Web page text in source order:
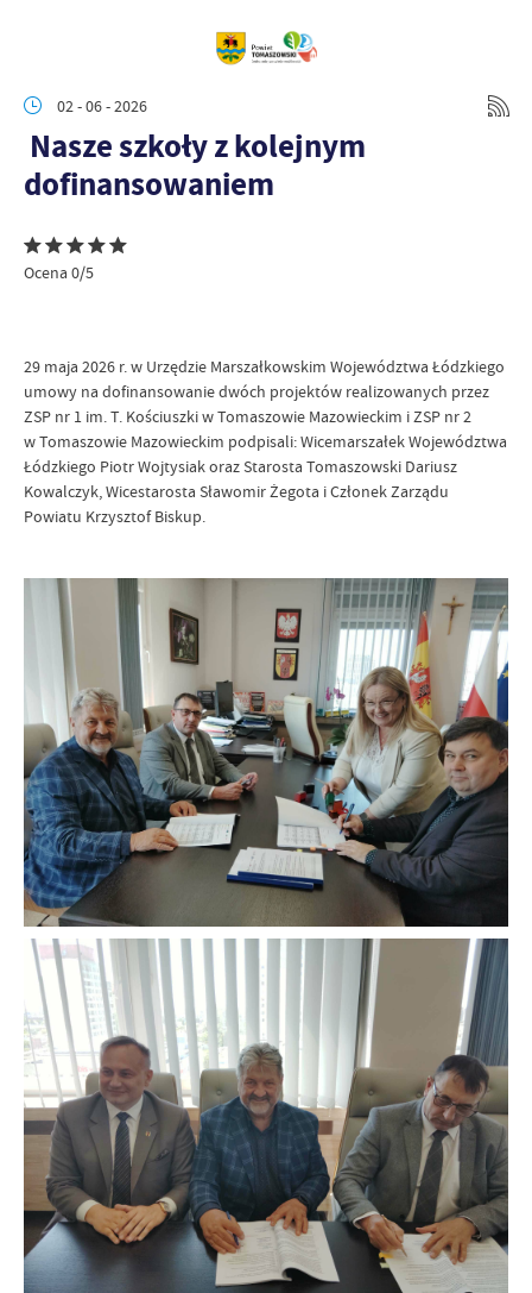
02 - 06 - 2026
Nasze szkoły z kolejnym
dofinansowaniem
Ocena 0/5
29 maja 2026 r. w Urzędzie Marszałkowskim Województwa Łódzkiego
umowy na dofinansowanie dwóch projektów realizowanych przez
ZSP nr 1 im. T. Kościuszki w Tomaszowie Mazowieckim i ZSP nr 2
w Tomaszowie Mazowieckim podpisali: Wicemarszałek Województwa
Łódzkiego Piotr Wojtysiak oraz Starosta Tomaszowski Dariusz
Kowalczyk, Wicestarosta Sławomir Żegota i Członek Zarządu
Powiatu Krzysztof Biskup.